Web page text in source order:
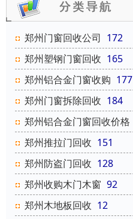
郑州门窗回收公司 172
郑州塑钢门窗回收 165
郑州铝合金门窗收购 177
郑州门窗拆除回收 184
郑州铝合金门窗回收价格
郑州推拉门回收 151
郑州防盗门回收 128
郑州收购木门木窗 92
郑州木地板回收 12